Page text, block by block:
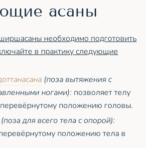
асаны
необходимо подготовить
в практику следующие
(поза вытяжения с
ногами): позволяет телу
положению головы.
(поза для всего тела с опорой):
положению тела в